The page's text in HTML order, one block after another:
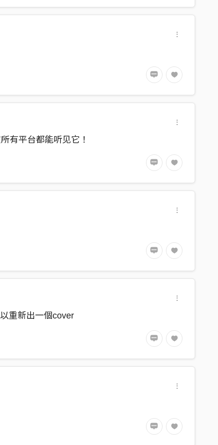
有平台都能听见它！
重新出一個cover